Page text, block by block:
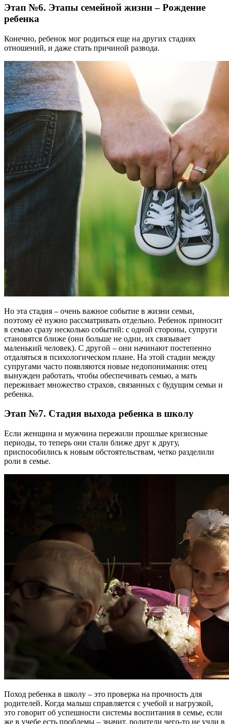
Этап №6. Этапы семейной жизни – Рождение
ребенка
Конечно, ребенок мог родиться еще на других стадиях
отношений, и даже стать причиной развода.
Но эта стадия – очень важное событие в жизни семьи,
поэтому её нужно рассматривать отдельно. Ребенок приносит
в семью сразу несколько событий: с одной стороны, супруги
становятся ближе (они больше не одни, их связывает
маленький человек). С другой – они начинают постепенно
отдаляться в психологическом плане. На этой стадии между
супругами часто появляются новые недопонимания: отец
вынужден работать, чтобы обеспечивать семью, а мать
переживает множество страхов, связанных с будущим семьи и
ребенка.
Этап №7. Стадия выхода ребенка в школу
Если женщина и мужчина пережили прошлые кризисные
периоды, то теперь они стали ближе друг к другу,
приспособились к новым обстоятельствам, четко разделили
роли в семье.
Поход ребенка в школу – это проверка на прочность для
родителей. Когда малыш справляется с учебой и нагрузкой,
это говорит об успешности системы воспитания в семье, если
же в учебе есть проблемы – значит, родители чего-то не учли в